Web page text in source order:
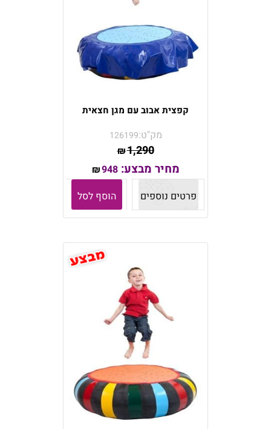
קפצית אבוב עם מגן חצאית
מק"ט:126199
₪1,290
מחיר מבצע: ₪948
פרטים נוספים
הוסף לסל